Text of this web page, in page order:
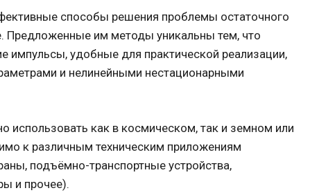
способы решения проблемы остаточного
Предложенные им методы уникальны тем, что
импульсы, удобные для практической реализации,
и нелинейными нестационарными
использовать как в космическом, так и земном или
к различным техническим приложениям
подъёмно-транспортные устройства,
и прочее).